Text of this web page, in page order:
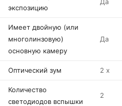
экспозицию
Имеет двойную (или
многолинзовую)
основную камеру
Да
Оптический зум 2 x
Количество
светодиодов вспышки
2